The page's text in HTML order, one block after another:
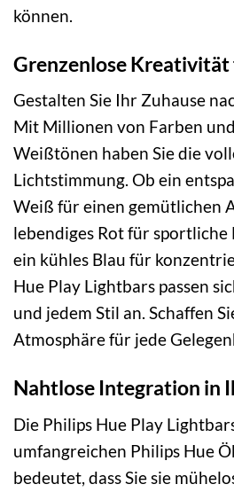
können.
Grenzenlose
Gestalten Sie Ihr Zuhause
Mit Millionen von Farben
Weißtönen haben Sie die
Lichtstimmung. Ob ein
Weiß für einen gemütlichen
lebendiges Rot für
ein kühles Blau für
Hue Play Lightbars passen
und jedem Stil an. Schaffen
Atmosphäre für jede
Nahtlose Integration in
Die Philips Hue Play
umfangreichen Philips Hue
bedeutet, dass Sie sie